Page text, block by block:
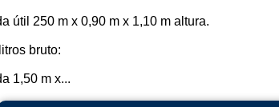
útil 250 m x 0,90 m x 1,10 m altura.
bruto:
1,50 m x...